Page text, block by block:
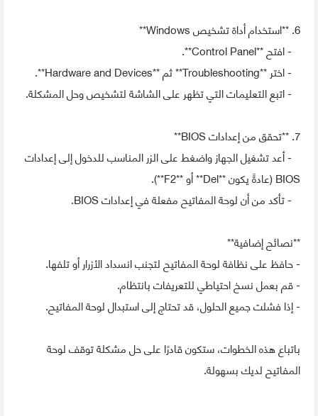
6. **استخدام أداة تشخيص Windows**
- افتح **Control Panel**.
- اختر **Troubleshooting** ثم **Hardware and Devices**.
- اتبع التعليمات التي تظهر على الشاشة لتشخيص وحل المشكلة.
7. **تحقق من إعدادات BIOS**
- أعد تشغيل الجهاز واضغط على الزر المناسب للدخول إلى إعدادات
BIOS (عادةً يكون **Del** أو **F2**).
- تأكد من أن لوحة المفاتيح مفعلة في إعدادات BIOS.
**نصائح إضافية**
- حافظ على نظافة لوحة المفاتيح لتجنب انسداد الأزرار أو تلفها.
- قم بعمل نسخ احتياطي للتعريفات بانتظام.
- إذا فشلت جميع الحلول، قد تحتاج إلى استبدال لوحة المفاتيح.
باتباع هذه الخطوات، ستكون قادرًا على حل مشكلة توقف لوحة
المفاتيح لديك بسهولة.